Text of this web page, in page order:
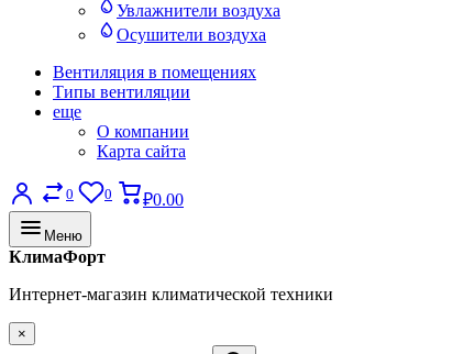
Увлажнители воздуха
Осушители воздуха
Вентиляция в помещениях
Типы вентиляции
еще
О компании
Карта сайта
0 0 ₽0.00
Меню
КлимаФорт
Интернет-магазин климатической техники
×